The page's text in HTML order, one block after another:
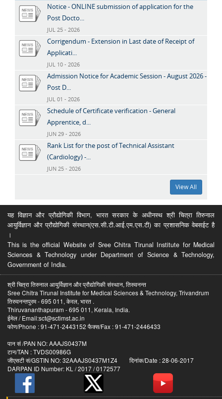
Notice - ONLINE submission of application for the
Post Docto...
JUL 25 - 2026
Corrigendum - Extension in Last date of Receipt of
Applicati...
JUL 10 - 2026
Admission Notice for Academic Session - August 2026 -
Post D...
JUL 01 - 2026
Schedule of Certificate verification - General
Apprentice, d...
JUN 29 - 2026
Rank List for the post of Technical Assistant
(Cardiology) -...
JUN 25 - 2026
View All
यह विज्ञान और प्रौद्योगिकी विभाग, भारत सरकार के अधीनस्थ श्री चित्रा तिरुनाल
आयुर्विज्ञान और प्रौद्योगिकी संस्थान(एस.सी.टी.आई.एम.एस.टी) का प्रशासनिक वेबसईट है
।
This is the official Website of Sree Chitra Tirunal Institute for Medical
Sciences & Technology under Department of Science & Technology,
Government of India.
श्री चित्रा तिरुनाल आयुर्विज्ञान और प्रौद्योगिकी संस्थान, तिरुवनन्त
Sree Chitra Tirunal Institute for Medical Sciences & Technology, Trivandrum
तिरुवनन्तपुरम - 695 011, केरल, भारत .
Thiruvananthapuram - 695 011, Kerala, India.
ईमेल / Email:sct@sctimst.ac.in
फोण/Phone : 91-471-2443152 फैक्स/Fax : 91-471-2446433
पान सं /PAN NO: AAAJS0437M
टान/TAN : TVDS00986G
जीएसटी सं/GSTIN NO: 32AAAJS0437M1Z4 दिनांक/Date : 28-06-2017
DARPAN ID Number: KL / 2017 / 0172577